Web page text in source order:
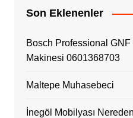
Son Eklenenler
Bosch Professional GNF
Makinesi 0601368703
Maltepe Muhasebeci
İnegöl Mobilyası Nereden